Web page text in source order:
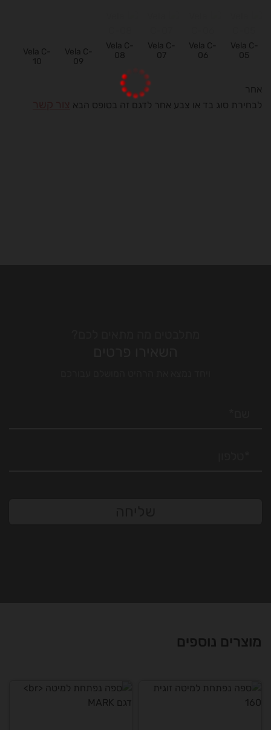
Vela C-
05
Vela C-
06
Vela C-
07
Vela C-
08
09
10
לבחירת סוג בד או צבע אחר לדגם זה בטופס הבא
ספה נפתחת למיטה
ספה נפתחת למיטה